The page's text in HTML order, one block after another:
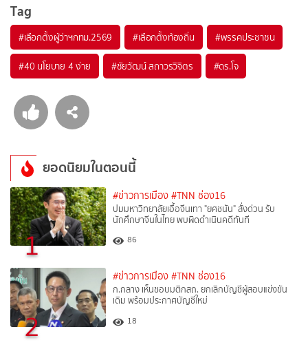
Tag
#เลือกตั้งผู้ว่าฯกทม.2569 #เลือกตั้งท้องถิ่น #พรรคประชาชน
#40 นโยบาย 4 ง่าย #ชัยวัฒน์ สถาวรวิจิตร #ดร.โจ
ยอดนิยมในตอนนี้
1
#ข่าวการเมือง #TNN ช่อง16
ปมมหาวิทยาลัยเอื้อจีนเทา "ยศชนัน" สั่งด่วน รับ
นักศึกษาจีนในไทย พบผิดดำเนินคดีทันที
86
2
#ข่าวการเมือง #TNN ช่อง16
ก.กลาง เห็นชอบมติกสถ. ยกเลิกบัญชีผู้สอบแข่งขัน
เดิม พร้อมประกาศบัญชีใหม่
18